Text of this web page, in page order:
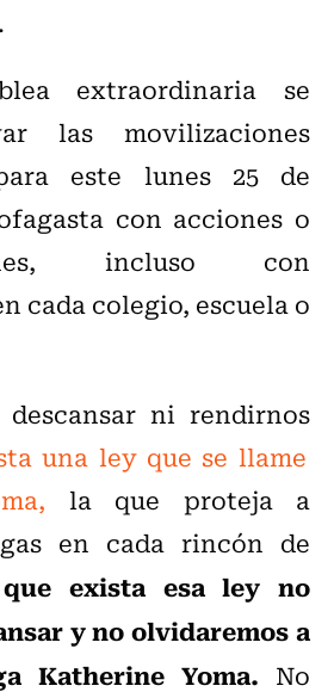
extraordinaria se
las movilizaciones
este lunes 25 de
con acciones o
incluso con
cada colegio, escuela o
descansar ni rendirnos
una ley que se llame
la que proteja a
en cada rincón de
exista esa ley no
y no olvidaremos a
Katherine Yoma. No